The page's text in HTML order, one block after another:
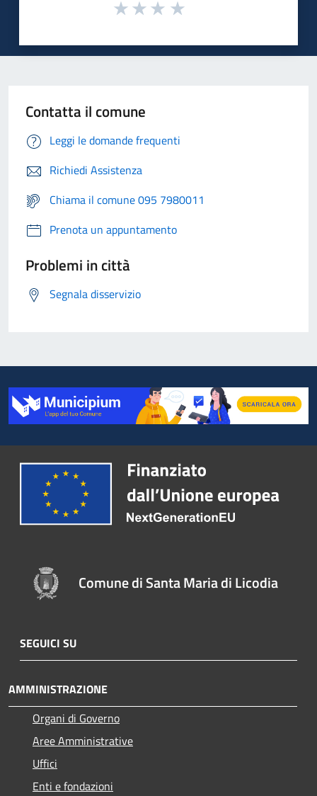
Contatta il comune
Leggi le domande frequenti
Richiedi Assistenza
Chiama il comune 095 7980011
Prenota un appuntamento
Problemi in città
Segnala disservizio
Comune di Santa Maria di Licodia
SEGUICI SU
AMMINISTRAZIONE
Organi di Governo
Aree Amministrative
Uffici
Enti e fondazioni